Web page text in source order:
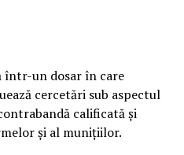
într-un dosar în care
cercetări sub aspectul
calificată și
și al munițiilor.